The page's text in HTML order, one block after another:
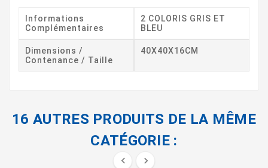
Informations
Complémentaires
2 COLORIS GRIS ET
BLEU
Dimensions /
Contenance / Taille
40X40X16CM
16 AUTRES PRODUITS DE LA MÊME
CATÉGORIE :
 